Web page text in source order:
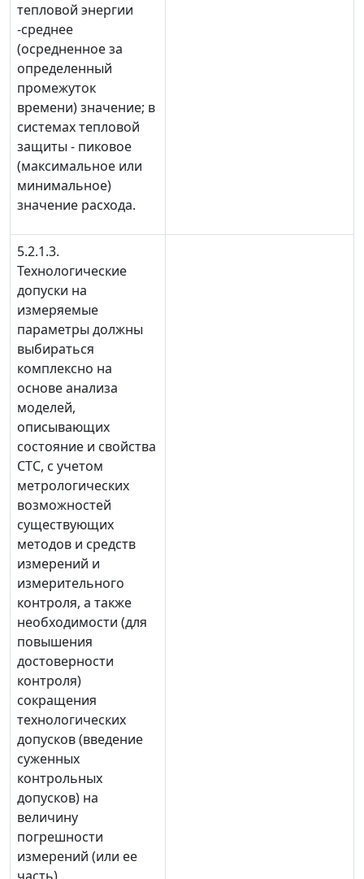
тепловой энергии
-среднее
(осредненное за
определенный
промежуток
времени) значение; в
системах тепловой
защиты - пиковое
(максимальное или
минимальное)
значение расхода.
5.2.1.3.
Технологические
допуски на
измеряемые
параметры должны
выбираться
комплексно на
основе анализа
моделей,
описывающих
состояние и свойства
СТС, с учетом
метрологических
возможностей
существующих
методов и средств
измерений и
измерительного
контроля, а также
необходимости (для
повышения
достоверности
контроля)
сокращения
технологических
допусков (введение
суженных
контрольных
допусков) на
величину
погрешности
измерений (или ее